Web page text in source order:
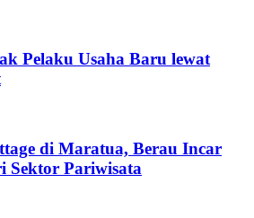
Pelaku Usaha Baru lewat
di Maratua, Berau Incar
Sektor Pariwisata